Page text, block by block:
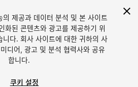
Unity에서 에셋 판매
Sell Assets
제공과 데이터 분석 및 본 사이트
화된 콘텐츠와 광고를 제공하기 위
니다. 회사 사이트에 대한 귀하의 사
디어, 광고 및 분석 협력사와 공유
합니다.
쿠키 설정